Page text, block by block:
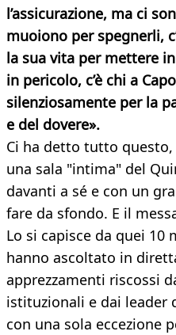
l’assicurazione, ma ci
muoiono per spegnerli,
la sua vita per mettere
in pericolo, c’è chi a
silenziosamente per la
e del dovere».
Ci ha detto tutto
una sala "intima" del
davanti a sé e con un
fare da sfondo. E il
Lo si capisce da quei
hanno ascoltato in
apprezzamenti riscossi
istituzionali e dai leader
con una sola eccezione